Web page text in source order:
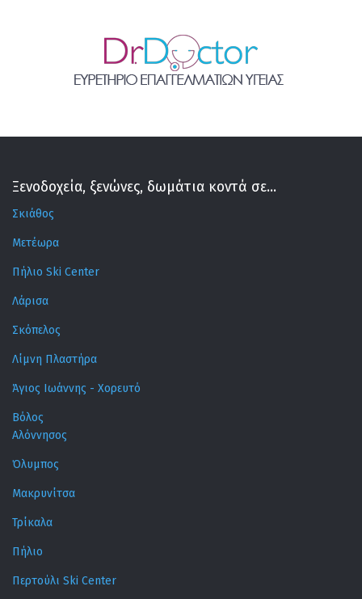
Ξενοδοχεία, ξενώνες, δωμάτια κοντά σε...
Σκιάθος
Μετέωρα
Πήλιο Ski Center
Λάρισα
Σκόπελος
Λίμνη Πλαστήρα
Άγιος Ιωάννης - Χορευτό
Βόλος
Αλόννησος
Όλυμπος
Μακρυνίτσα
Τρίκαλα
Πήλιο
Περτούλι Ski Center